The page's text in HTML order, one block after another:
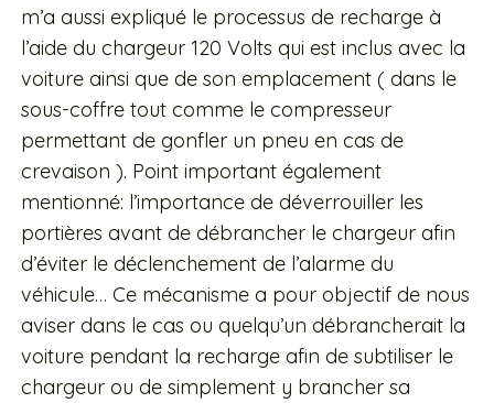
m’a aussi expliqué le processus de recharge à
l’aide du chargeur 120 Volts qui est inclus avec la
voiture ainsi que de son emplacement ( dans le
sous-coffre tout comme le compresseur
permettant de gonfler un pneu en cas de
crevaison ). Point important également
mentionné: l’importance de déverrouiller les
portières avant de débrancher le chargeur afin
d’éviter le déclenchement de l’alarme du
véhicule… Ce mécanisme a pour objectif de nous
aviser dans le cas ou quelqu’un débrancherait la
voiture pendant la recharge afin de subtiliser le
chargeur ou de simplement y brancher sa